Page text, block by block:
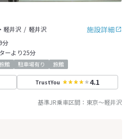
施設詳細
軽井沢
軽井沢
分
ーより25分
館 駐車場有り 旅館
TrustYou 4.1
基準JR乗車区間： 東京～軽井沢